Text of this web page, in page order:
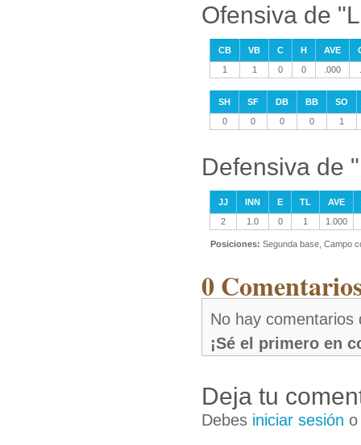
Ofensiva de
CB VB C H AVE
1
1 0 0 .000
SH SF DB BB
SO
0
0 0 0 1
Defensiva de
JJ INN E TL
AVE
2
1.0 0 1 1.000
Posiciones: Segunda base, Campo
0
No hay comentarios
¡Sé el primero en
Deja tu
Debes iniciar sesión